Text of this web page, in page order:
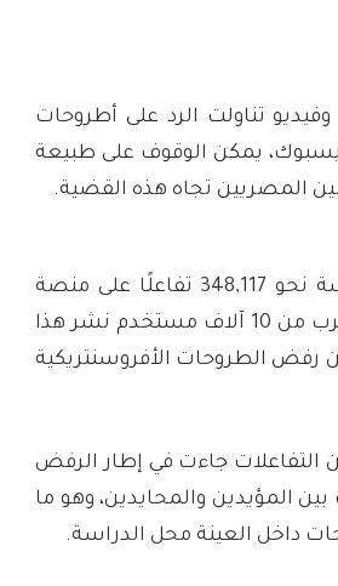
لعينة مكونة من 25 منشورًا وفيديو تناولت الرد على أطروحات
مايو 2026 عبر منصة فيسبوك، يمكن الوقوف على طبيعة
المصريين تجاه هذه القضية.
وبحسب نتائج الرصد، سجلت المواد محل الدراسة نحو 348,117 تفاعلًا على منصة
فيسبوك، إلى جانب 19,397 تعليقًا، فيما أعاد ما يقرب من 10 آلاف مستخدم نشر هذا
الطروحات الأفروسنتريكية
نتائج تحليل التعليقات أن نحو 88% من التفاعلات جاءت في إطار الرفض
مقابل 12% فقط توزعت بين المؤيدين والمحايدين، وهو ما
داخل العينة محل الدراسة.